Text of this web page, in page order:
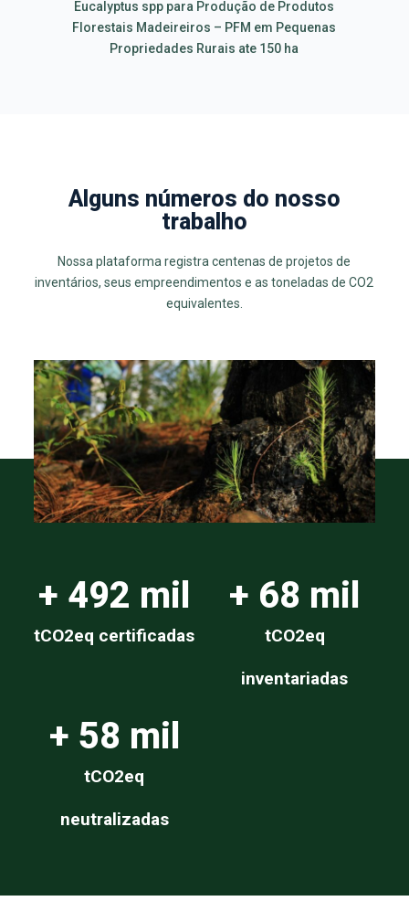
Eucalyptus spp para Produção de Produtos
Florestais Madeireiros – PFM em Pequenas
Propriedades Rurais ate 150 ha
Alguns números do nosso
trabalho
Nossa plataforma registra centenas de projetos de
inventários, seus empreendimentos e as toneladas de CO2
equivalentes.
+ 492 mil
tCO2eq certificadas
+ 68 mil
tCO2eq
inventariadas
+ 58 mil
tCO2eq
neutralizadas